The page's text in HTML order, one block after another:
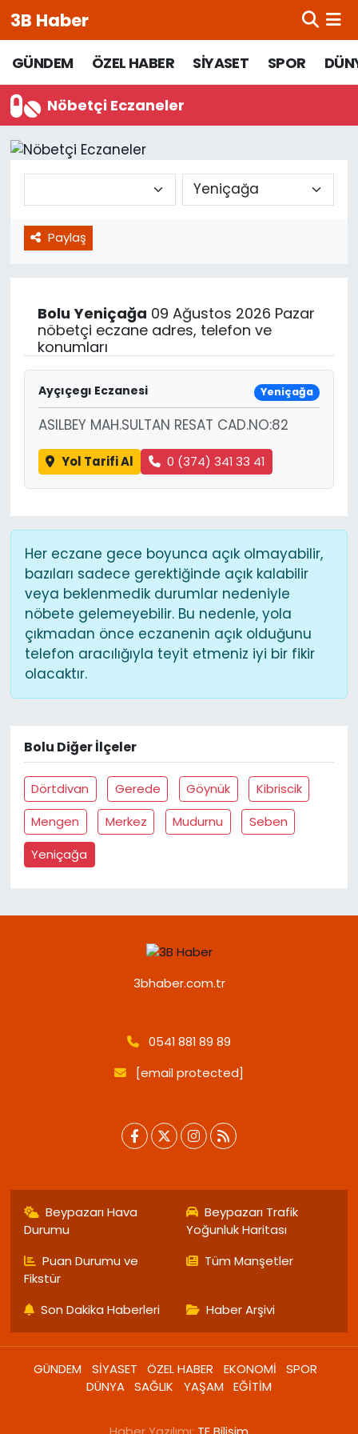
3B Haber
GÜNDEM ÖZEL HABER SİYASET SPOR
Nöbetçi Eczaneler
Paylaş
Bolu Yeniçağa 09 Ağustos 2026 Pazar
nöbetçi eczane adres, telefon ve
konumları
Ayçıçegı Eczanesi Yeniçağa
ASILBEY MAH.SULTAN RESAT CAD.NO:82
Yol Tarifi Al 0 (374) 341 33 41
Her eczane gece boyunca açık olmayabilir,
bazıları sadece gerektiğinde açık kalabilir
veya beklenmedik durumlar nedeniyle
nöbete gelemeyebilir. Bu nedenle, yola
çıkmadan önce eczanenin açık olduğunu
telefon aracılığıyla teyit etmeniz iyi bir fikir
olacaktır.
Bolu Diğer İlçeler
Dörtdivan Gerede Göynük
Kibriscik
Mengen
Merkez Mudurnu
Seben
Yeniçağa
3bhaber.com.tr
0541 881 89 89
[email protected]
Beypazarı Hava
Durumu
Beypazarı Trafik
Yoğunluk Haritası
Puan Durumu ve
Fikstür
Tüm Manşetler
Son Dakika Haberleri Haber Arşivi
GÜNDEM SİYASET ÖZEL HABER EKONOMİ
SPOR
DÜNYA SAĞLIK YAŞAM EĞİTİM
Beypazarı Hava Durumu
Beypazarı Trafik Yoğunluk Haritası
Süper Lig Puan Durumu ve Fikstür
Son Dakika Haberleri